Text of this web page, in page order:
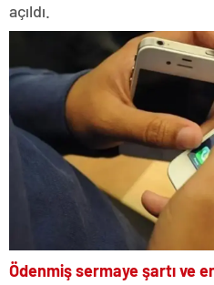
açıldı.
Ödenmiş sermaye şartı ve e